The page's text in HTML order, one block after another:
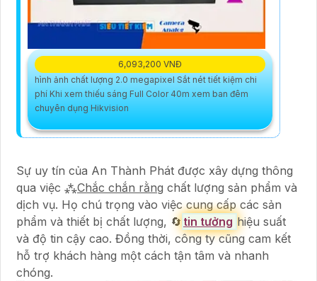
6,093,200 VNĐ
hình ảnh chất lượng 2.0 megapixel Sắt nét tiết kiệm chi
phí Khi xem thiếu sáng Full Color 40m xem ban đêm
chuyên dụng Hikvision
Sự uy tín của An Thành Phát được xây dựng thông
qua việc ⁂Chắc chắn rằng chất lượng sản phẩm và
dịch vụ. Họ chú trọng vào việc cung cấp các sản
phẩm và thiết bị chất lượng, 🔄 tin tưởng hiệu suất
và độ tin cậy cao. Đồng thời, công ty cũng cam kết
hỗ trợ khách hàng một cách tận tâm và nhanh
chóng.